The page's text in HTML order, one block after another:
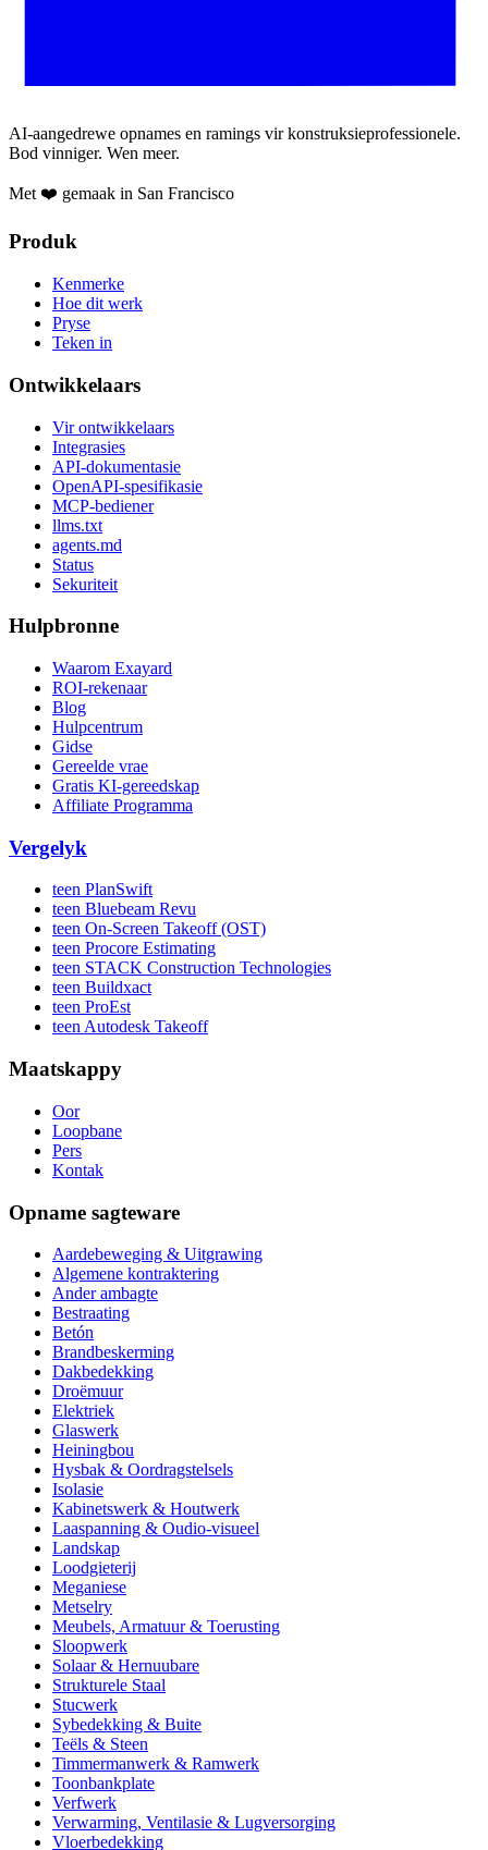
AI-aangedrewe opnames en ramings vir konstruksieprofessionele.
Bod vinniger. Wen meer.
Met ❤️ gemaak in San Francisco
Produk
Kenmerke
Hoe dit werk
Pryse
Teken in
Ontwikkelaars
Vir ontwikkelaars
Integrasies
API-dokumentasie
OpenAPI-spesifikasie
MCP-bediener
llms.txt
agents.md
Status
Sekuriteit
Hulpbronne
Waarom Exayard
ROI-rekenaar
Blog
Hulpcentrum
Gidse
Gereelde vrae
Gratis KI-gereedskap
Affiliate Programma
Vergelyk
teen PlanSwift
teen Bluebeam Revu
teen On-Screen Takeoff (OST)
teen Procore Estimating
teen STACK Construction Technologies
teen Buildxact
teen ProEst
teen Autodesk Takeoff
Maatskappy
Oor
Loopbane
Pers
Kontak
Opname sagteware
Aardebeweging & Uitgrawing
Algemene kontraktering
Ander ambagte
Bestraating
Betón
Brandbeskerming
Dakbedekking
Droëmuur
Elektriek
Glaswerk
Heiningbou
Hysbak & Oordragstelsels
Isolasie
Kabinetswerk & Houtwerk
Laaspanning & Oudio-visueel
Landskap
Loodgieterij
Meganiese
Metselry
Meubels, Armatuur & Toerusting
Sloopwerk
Solaar & Hernuubare
Strukturele Staal
Stucwerk
Sybedekking & Buite
Teëls & Steen
Timmermanwerk & Ramwerk
Toonbankplate
Verfwerk
Verwarming, Ventilasie & Lugversorging
Vloerbedekking